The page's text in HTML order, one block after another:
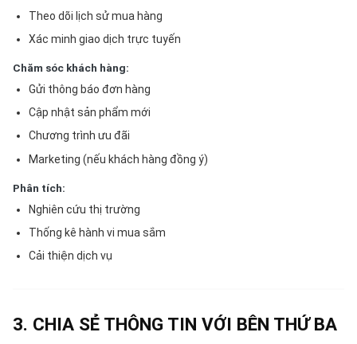
Theo dõi lịch sử mua hàng
Xác minh giao dịch trực tuyến
Chăm sóc khách hàng:
Gửi thông báo đơn hàng
Cập nhật sản phẩm mới
Chương trình ưu đãi
Marketing (nếu khách hàng đồng ý)
Phân tích:
Nghiên cứu thị trường
Thống kê hành vi mua sắm
Cải thiện dịch vụ
3. CHIA SẺ THÔNG TIN VỚI BÊN THỨ BA